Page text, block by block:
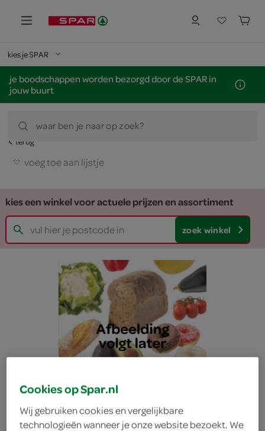
kies je SPAR
je boodschappen worden bezorgd door de SPAR in
jouw buurt
waar ben je naar op zoek?
terug
voeg toe aan lijstje
kies een winkel voor actuele prijzen en assortiment
zoek winkel
Cookies op Spar.nl
Wij gebruiken cookies en vergelijkbare
technologieën wanneer je onze website bezoekt. We